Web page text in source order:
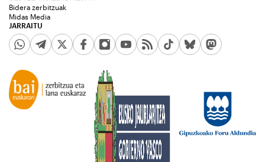
JARRAITU
Bidera zerbitzuak
Midas Media